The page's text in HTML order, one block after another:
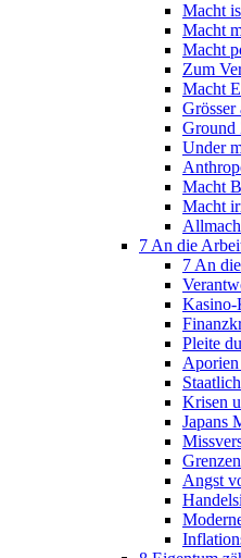
Macht
Macht
Macht
Zum
Macht
Grösser
Ground
Under
Macht
Macht
7 An die
7 An
Kasino-
Pleite
Aporien
Krisen
Japans
Angst